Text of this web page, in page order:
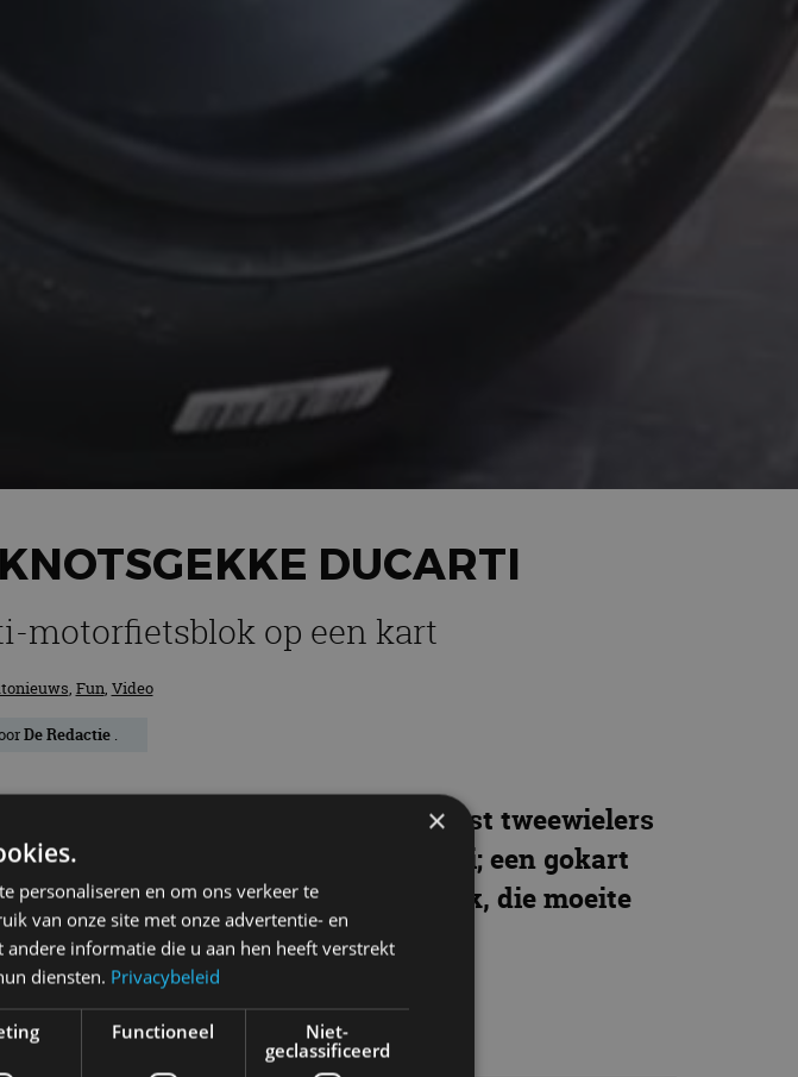
DUCARTI
motorfietsblok op een kart
, Fun, Video
De Redactie .
de EICMA in Milaan. Maar naast tweewielers
mooie tussenweg is deze Ducarti; een gokart
knettergekke racekart met 80 pk, die moeite
×
personaliseren en om ons verkeer te
van onze site met onze advertentie- en
informatie die u aan hen heeft verstrekt
diensten. Privacybeleid
Functioneel
Niet-
geclassificeerd